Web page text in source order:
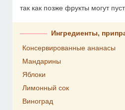
так как позже фрукты могут
Ингредиенты,
Консервированные ананасы
Мандарины
Яблоки
Лимонный сок
Виноград